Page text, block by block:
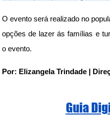
O evento será realizado no
opções de lazer ás famílias e
o evento.
Por: Elizangela Trindade |
Guia